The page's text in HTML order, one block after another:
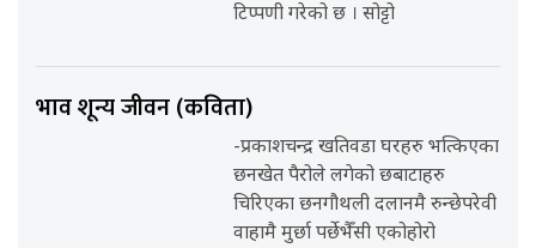
टिप्पणी गरेको छ । सोट्टो
भाव शून्य जीवन (कविता)
-प्रकाशचन्द्र खतिवडा घरहरु भत्किएका
छनखेत पैरोले लगेको छबाटाहरु
चिरिएका छनगौथली दलानमै रुन्छेपरेवी
वाहामै मुर्छा पर्छेभैँसी एकोहोरो